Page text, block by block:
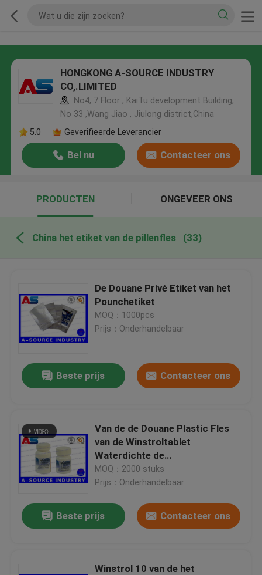
HONGKONG A-SOURCE INDUSTRY
CO,.LIMITED
No4, 7 Floor , KaiTu development Building,
No 33 ,Wang Jiao , Jiulong district,China
5.0
Geverifieerde Leverancier
Bel nu Contacteer ons
PRODUCTEN ONGEVEER ONS
China het etiket van de pillenfles (33)
De Douane Privé Etiket van het
Pounchetiket
MOQ：1000pcs
Prijs：Onderhandelbaar
Beste prijs Contacteer ons
Van de de Douane Plastic Fles
van de Winstroltablet
Waterdichte de
Etikettenmarkeringen, de Voor
het drukken geschikte Etiketten
MOQ：2000 stuks
Prijs：Onderhandelbaar
Beste prijs Contacteer ons
Winstrol 10 van de het